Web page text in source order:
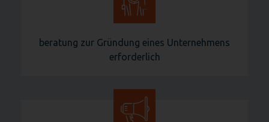
beratung zur Gründung eines Unternehmens
erforderlich